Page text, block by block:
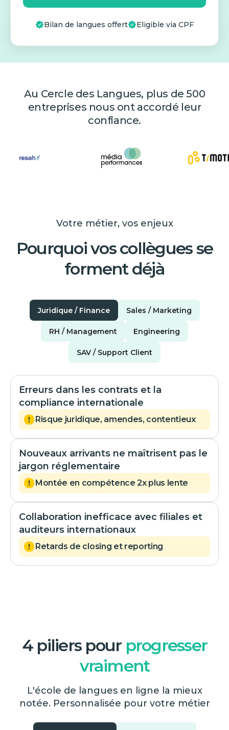
Bilan de langues offert Eligible via CPF
Au Cercle des Langues, plus de 500
entreprises nous ont accordé leur
confiance.
Votre métier, vos enjeux
Pourquoi vos collègues se
forment déjà
Juridique / Finance Sales / Marketing
RH / Management Engineering
SAV / Support Client
Erreurs dans les contrats et la
compliance internationale
Risque juridique, amendes, contentieux
Nouveaux arrivants ne maîtrisent pas le
jargon réglementaire
Montée en compétence 2x plus lente
Collaboration inefficace avec filiales et
auditeurs internationaux
Retards de closing et reporting
4 piliers pour progresser
vraiment
L'école de langues en ligne la mieux
notée. Personnalisée pour votre métier